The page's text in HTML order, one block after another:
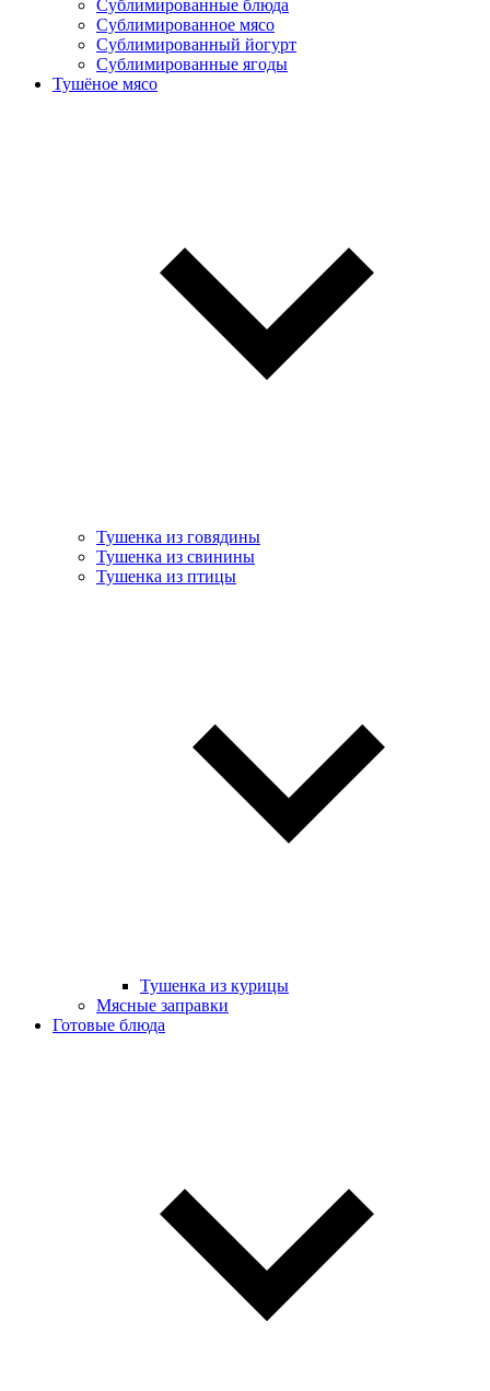
Сублимированные блюда
Cублимированное мясо
Сублимированный йогурт
Сублимированные ягоды
Тушёное мясо
Тушенка из говядины
Тушенка из свинины
Тушенка из птицы
Тушенка из курицы
Мясные заправки
Готовые блюда